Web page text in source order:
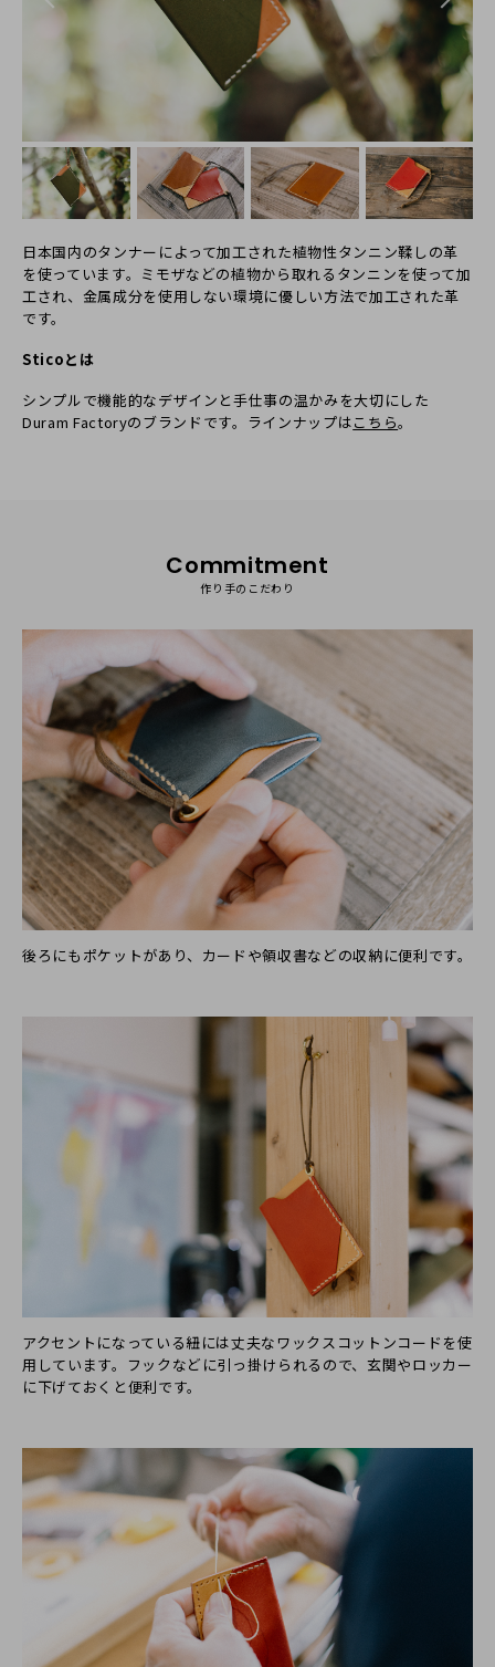
日本国内のタンナーによって加工された植物性タンニン鞣しの革
を使っています。ミモザなどの植物から取れるタンニンを使って加
工され、金属成分を使用しない環境に優しい方法で加工された革
です。
Sticoとは
シンプルで機能的なデザインと手仕事の温かみを大切にした
Duram Factoryのブランドです。ラインナップはこちら。
Commitment
作り手のこだわり
後ろにもポケットがあり、カードや領収書などの収納に便利です。
アクセントになっている紐には丈夫なワックスコットンコードを使
用しています。フックなどに引っ掛けられるので、玄関やロッカー
に下げておくと便利です。